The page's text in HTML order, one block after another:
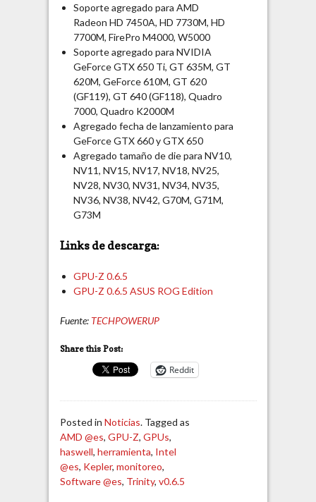
Soporte agregado para AMD
Radeon HD 7450A, HD 7730M, HD
7700M, FirePro M4000, W5000
Soporte agregado para NVIDIA
GeForce GTX 650 Ti, GT 635M, GT
620M, GeForce 610M, GT 620
(GF119), GT 640 (GF118), Quadro
7000, Quadro K2000M
Agregado fecha de lanzamiento para
GeForce GTX 660 y GTX 650
Agregado tamaño de die para NV10,
NV11, NV15, NV17, NV18, NV25,
NV28, NV30, NV31, NV34, NV35,
NV36, NV38, NV42, G70M, G71M,
G73M
Links de descarga:
GPU-Z 0.6.5
GPU-Z 0.6.5 ASUS ROG Edition
Fuente: TECHPOWERUP
Share this Post:
Reddit
Posted in Noticias. Tagged as
AMD @es, GPU-Z, GPUs,
haswell, herramienta, Intel
@es, Kepler, monitoreo,
Software @es, Trinity, v0.6.5